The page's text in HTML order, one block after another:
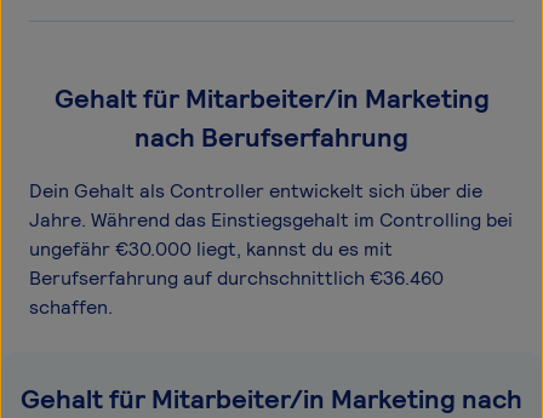
Gehalt für Mitarbeiter/in Marketing
nach Berufserfahrung
Dein Gehalt als Controller entwickelt sich über die
Jahre. Während das Einstiegsgehalt im Controlling bei
ungefähr €30.000 liegt, kannst du es mit
Berufserfahrung auf durchschnittlich €36.460
schaffen.
Gehalt für Mitarbeiter/in Marketing nach